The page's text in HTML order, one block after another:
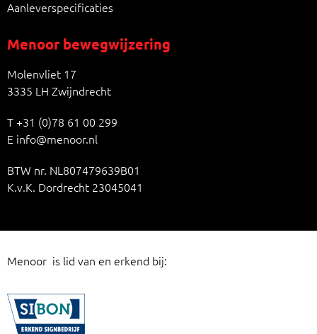
Aanleverspecificaties
Menoor bewegwijzering
Molenvliet 17
3335 LH Zwijndrecht
T+31 (0)78 61 00 299
E info@menoor.nl
BTW nr. NL807479639B01
K.v.K. Dordrecht 23045041
Menoor is lid van en erkend bij: